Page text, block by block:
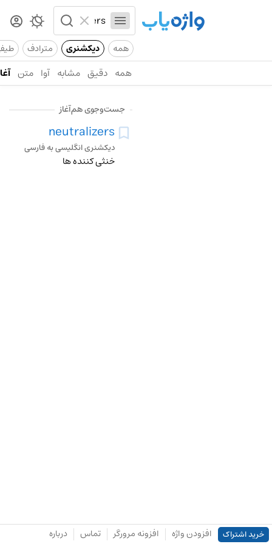
همه دیکشنری مترادف
همه دقیق مشابه آوا متن
جست‌وجوی هم‌آغاز
neutralizers
دیکشنری انگلیسی به فارسی
خنثی کننده ها
خرید اشتراک افزودن واژه افزونه مرورگر تماس درباره